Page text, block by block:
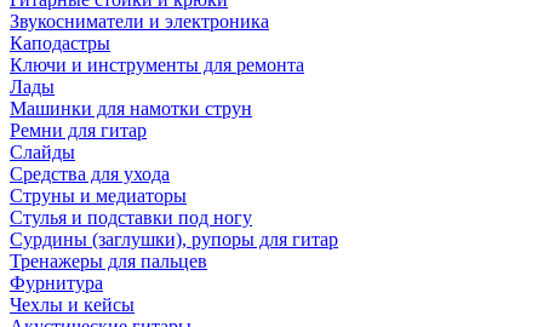
Звукосниматели и электроника
Каподастры
Ключи и инструменты для ремонта
Лады
Машинки для намотки струн
Ремни для гитар
Слайды
Средства для ухода
Струны и медиаторы
Стулья и подставки под ногу
Сурдины (заглушки), рупоры для гитар
Тренажеры для пальцев
Фурнитура
Чехлы и кейсы